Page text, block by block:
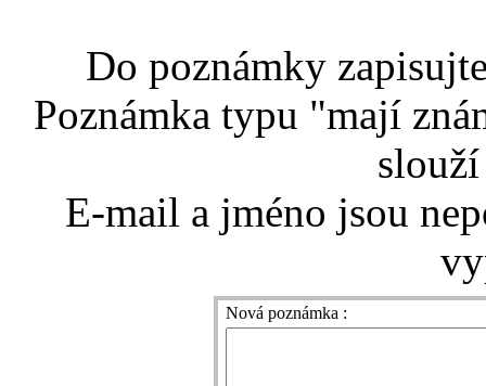
Do poznámky
Poznámka typu "mají
E-mail a jméno jsou
Nová poznámka :